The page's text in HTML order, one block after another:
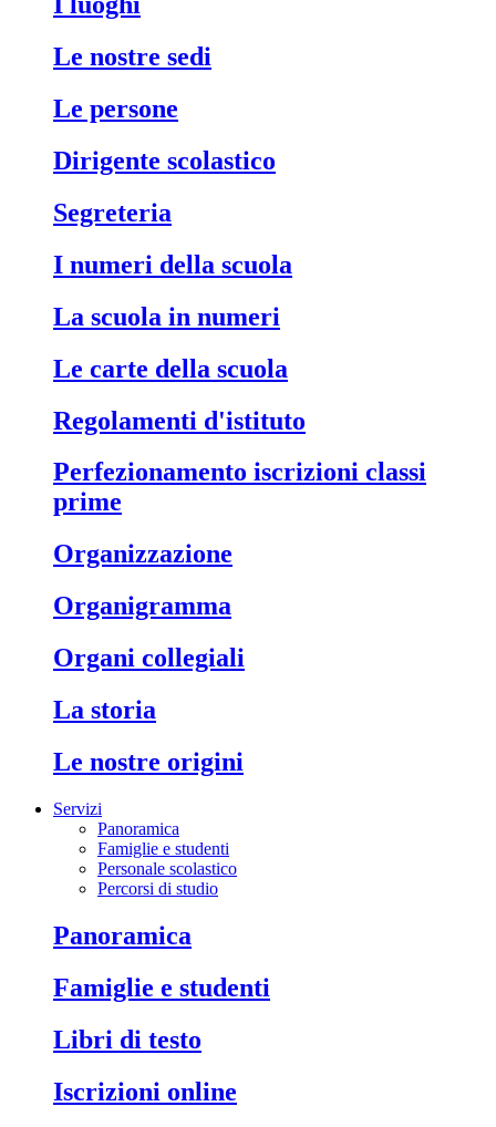
le nostre sedi
le persone
dirigente scolastico
segreteria
i numeri della scuola
la scuola in numeri
le carte della scuola
regolamenti d'istituto
perfezionamento iscrizioni classi
prime
organizzazione
organigramma
organi collegiali
la storia
le nostre origini
Servizi
Panoramica
Famiglie e studenti
Personale scolastico
Percorsi di studio
panoramica
famiglie e studenti
libri di testo
iscrizioni online